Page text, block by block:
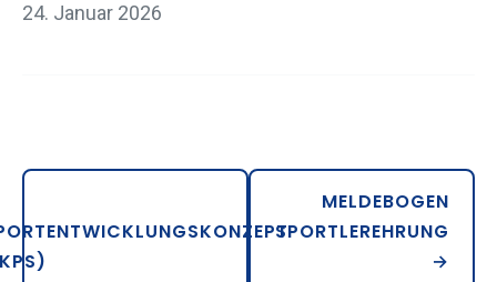
24. Januar 2026
MELDEBOGEN
SPORTLEREHRUNG
→